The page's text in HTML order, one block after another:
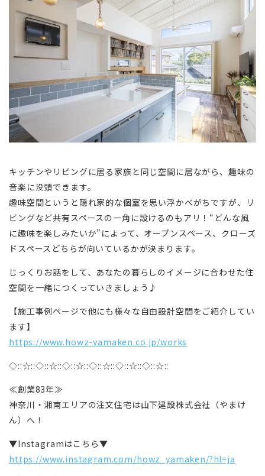
キッチンやリビングに居る家族と同じ空間に居ながら、趣味の
音楽に没頭できます。
趣味空間というと隠れ家的な個室を思い浮かべがちですが、リ
ビングなど共有スペースの一角に設けるのもアリ！“どんな風
に趣味を楽しみたいか”によって、オープンスペース、クローズ
ドスペースどちらが向いているかが決まります。
じっくりお話をして、あなたの暮らしのイメージに合わせた住
空間を一緒につくっていきましょう♪
【施工事例ページで他にも様々な自由設計空間をご紹介してい
ます】
https://www.howz-yamaken.co.jp/works
◇::☆::◇::☆::◇::☆::◇::☆::◇::☆::◇::☆::
≪創業83年≫
神奈川・湘南エリアの注文住宅は山下建設株式会社（やまけ
ん）へ！
▼Instagramはこちら▼
https://www.instagram.com/howz_yamaken/?hl=ja